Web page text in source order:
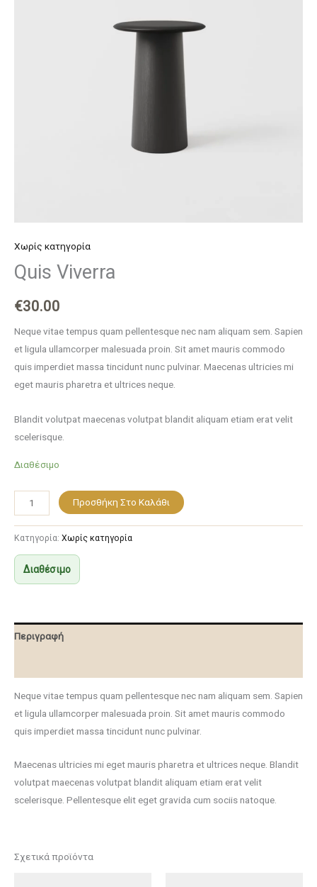
Χωρίς κατηγορία
Quis Viverra
€30.00
Neque vitae tempus quam pellentesque nec nam aliquam sem. Sapien
et ligula ullamcorper malesuada proin. Sit amet mauris commodo
quis imperdiet massa tincidunt nunc pulvinar. Maecenas ultricies mi
eget mauris pharetra et ultrices neque.
Blandit volutpat maecenas volutpat blandit aliquam etiam erat velit
scelerisque.
Διαθέσιμο
Προσθήκη Στο Καλάθι
Κατηγορία: Χωρίς κατηγορία
Διαθέσιμο
Περιγραφή
Neque vitae tempus quam pellentesque nec nam aliquam sem. Sapien
et ligula ullamcorper malesuada proin. Sit amet mauris commodo
quis imperdiet massa tincidunt nunc pulvinar.
Maecenas ultricies mi eget mauris pharetra et ultrices neque. Blandit
volutpat maecenas volutpat blandit aliquam etiam erat velit
scelerisque. Pellentesque elit eget gravida cum sociis natoque.
Σχετικά προϊόντα